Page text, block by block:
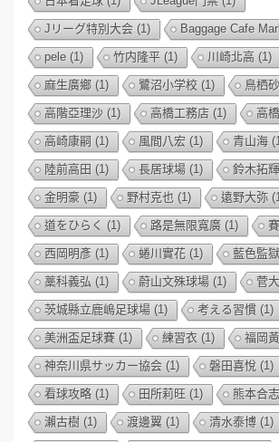
Jリーグ特別大会 (1) Baggage Cafe
pele (1) 竹内隆平 (1) 川崎北高 (1)
麻生廣鄉 (1) 鷺沼小学校 (1) 鳥栖
高階亞理沙 (1) 高橋工務店 (1) 高
高崎康嗣 (1) 風間八宏 (1) 青山海
陸前高田 (1) 長居球場 (1) 鈴木拓輝
金明豪 (1) 野村克也 (1) 遠野大弥
道をひらく (1) 路是無限寬廣 (1)
西岡明彥 (1) 蜷川實花 (1) 藍色監獄
藁科義弘 (1) 蔚山文殊球場 (1) 菅
茨城縣立鹿嶋足球場 (1) 考える習慣 (1)
美洲盃足球賽 (1) 練習衣 (1) 福岡
神奈川県サッカー協会 (1) 磐田喜悅 (1)
看球攻略 (1) 田所莉旺 (1) 熊本合
瀨古樹 (1) 渡邊翼 (1) 清水泰博 (1)